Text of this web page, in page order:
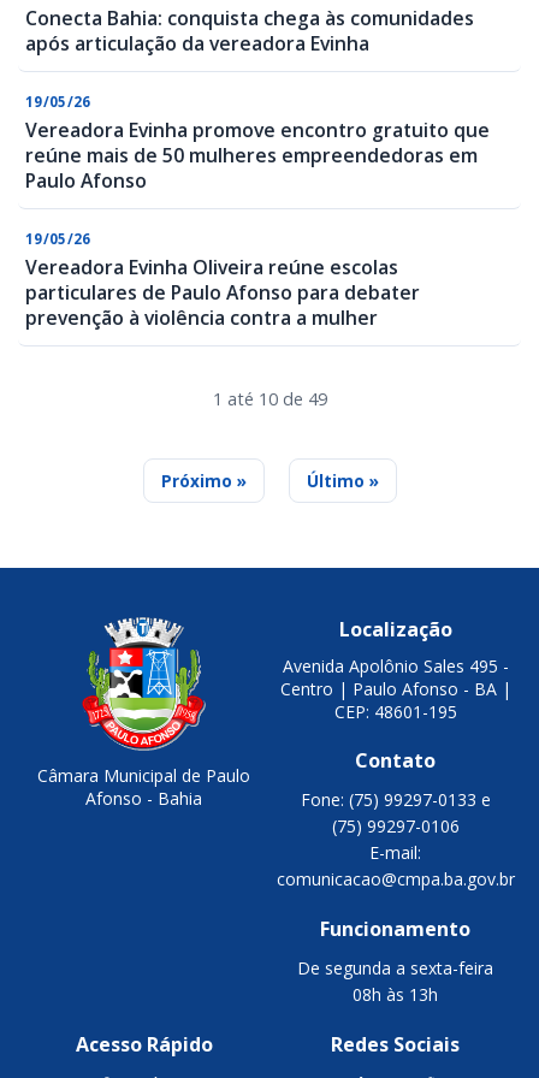
Conecta Bahia: conquista chega às comunidades
após articulação da vereadora Evinha
19/05/26
Vereadora Evinha promove encontro gratuito que
reúne mais de 50 mulheres empreendedoras em
Paulo Afonso
19/05/26
Vereadora Evinha Oliveira reúne escolas
particulares de Paulo Afonso para debater
prevenção à violência contra a mulher
1 até 10 de 49
Próximo » Último »
Câmara Municipal de Paulo
Afonso - Bahia
Localização
Avenida Apolônio Sales 495 -
Centro | Paulo Afonso - BA |
CEP: 48601-195
Contato
Fone: (75) 99297-0133 e
(75) 99297-0106
E-mail:
comunicacao@cmpa.ba.gov.br
Funcionamento
De segunda a sexta-feira
08h às 13h
Acesso Rápido Redes Sociais